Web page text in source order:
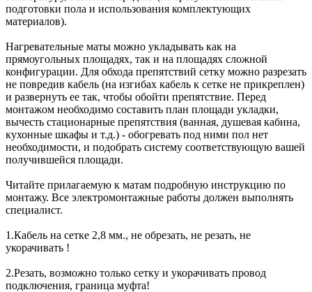
подготовки пола и использования комплектующих
материалов).
Нагревательные маты можно укладывать как на
прямоугольных площадях, так и на площадях сложной
конфигурации. Для обхода препятствий сетку можно разрезать
не повредив кабель (на изгибах кабель к сетке не прикреплен)
и развернуть ее так, чтобы обойти препятствие. Перед
монтажом необходимо составить план площади укладки,
вычесть стационарные препятствия (ванная, душевая кабина,
кухонные шкафы и т.д.) - обогревать под ними пол нет
необходимости, и подобрать систему соответствующую вашей
получившейся площади.
Читайте прилагаемую к матам подробную инструкцию по
монтажу. Все электромонтажные работы должен выполнять
специалист.
1.Кабель на сетке 2,8 мм., не обрезать, не резать, не
укорачивать !
2.Резать, возможно только сетку и укорачивать провод
подключения, граница муфта!